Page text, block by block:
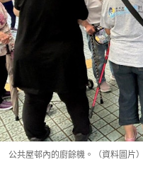
公共屋邨內的廚餘機。（資料圖片）